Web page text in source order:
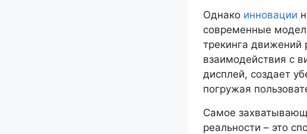
Однако инновации
современные
трекинга движений
взаимодействия с
дисплей, создает
погружая
Самое
реальности – это